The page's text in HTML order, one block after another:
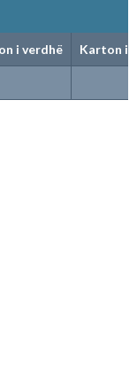
i verdhë Karton i